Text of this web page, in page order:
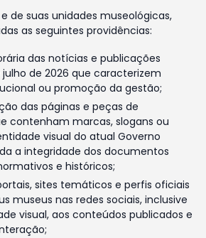
de suas unidades museológicas,
as seguintes providências:
das notícias e publicações
de 2026 que caracterizem
ou promoção da gestão;
das páginas e peças de
contenham marcas, slogans ou
visual do atual Governo
a integridade dos documentos
e históricos;
sites temáticos e perfis oficiais
museus nas redes sociais, inclusive
visual, aos conteúdos publicados e